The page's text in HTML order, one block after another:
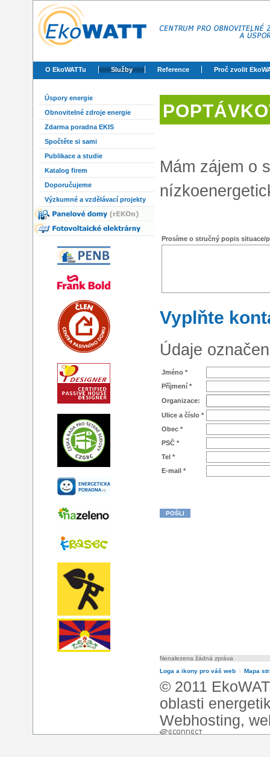
O EkoWATTu Služby Reference Proč zvolit
Úspory energie
Obnovitelné zdroje energie
Zdarma poradna EKIS
Spočtěte si sami
Publikace a studie
Katalog firem
Doporučujeme
Výzkumné a vzdělávací projekty
Mám zájem o
Prosíme o stručný popis situace/
Vyplňte
Údaje
Jméno *
Příjmení *
Organizace:
Ulice a číslo *
Obec *
PSČ *
Tel *
E-mail *
Nenalezena žádná zpráva
Loga a ikony pro váš web l Mapa
© 2011
oblasti
Webhosting,